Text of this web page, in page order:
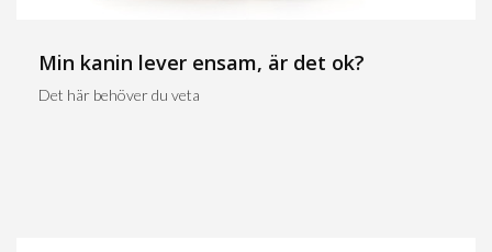
Min kanin lever ensam, är det ok?
Det här behöver du veta